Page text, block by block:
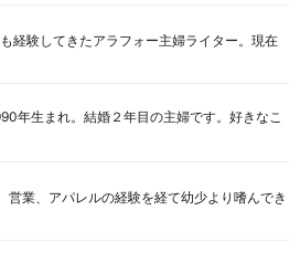
経験してきたアラフォー主婦ライター。現在
年生まれ。結婚２年目の主婦です。好きなこ
営業、アパレルの経験を経て幼少より嗜んでき